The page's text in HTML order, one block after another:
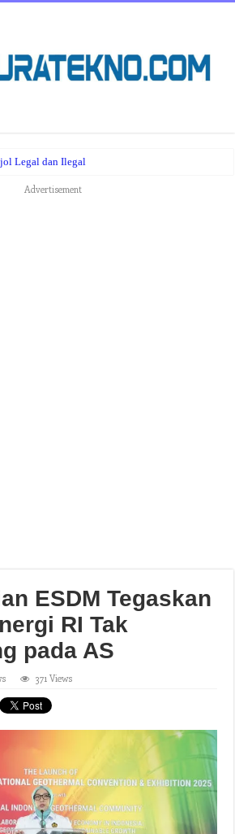
Legal dan Ilegal
Advertisement
ESDM Tegaskan
RI Tak
pada AS
371 Views